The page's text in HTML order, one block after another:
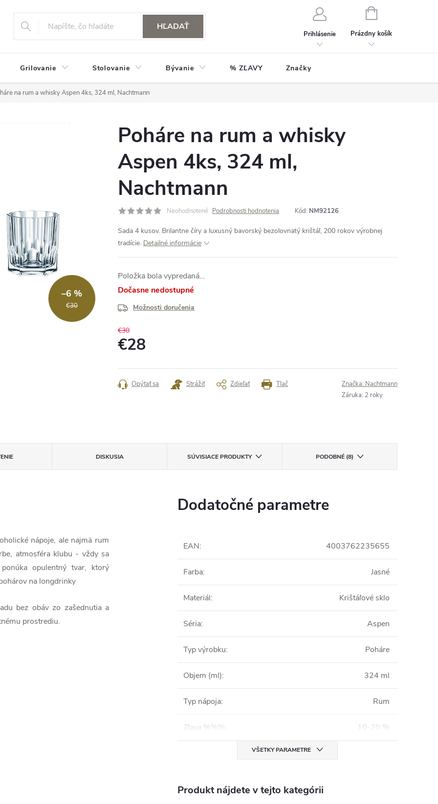
HĽADAŤ
Prihlásenie
NÁKUPNÝ
Prázdny košík
Grilovanie Stolovanie Bývanie % ZĽAVY Značky
na rum a whisky Aspen 4ks, 324 ml, Nachtmann
€30
–6 %
Poháre na rum a whisky
Aspen 4ks, 324 ml,
Nachtmann
Neohodnotené Podrobnosti hodnotenia Kód: NM92126
Sada 4 kusov. Brilantne číry a luxusný bavorský bezolovnatý krištáľ, 200 rokov výrobnej
tradície. Detailné informácie
Položka bola vypredaná…
Dočasne nedostupné
Možnosti doručenia
€30
€28
cena:
Tlač
Opýtať sa Strážiť Zdieľať Značka: Nachtmann
Záruka: 2 roky
DISKUSIA SÚVISIACE PRODUKTY PODOBNÉ (8)
nápoje, ale najmä rum
atmosféra klubu - vždy sa
opulentný tvar, ktorý
na longdrinky
bez obáv zo zašednutia a
prostrediu.
Dodatočné parametre
EAN: 4003762235655
Farba: Jasné
Materiál: Krištáľové sklo
Séria: Aspen
Typ výrobku: Poháre
Objem (ml): 324 ml
Typ nápoja: Rum
Zľava %%%: 10-20 %
VŠETKY PARAMETRE
Produkt nájdete v tejto kategórii